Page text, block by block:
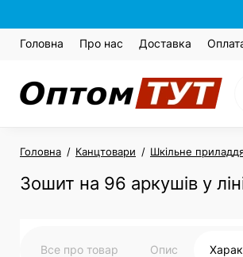
Головна Про нас Доставка
Головна Канцтовари Шкільне
Зошит на 96 аркушів у
Все про товар Опис